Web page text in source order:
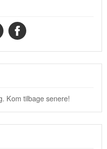
Kom tilbage senere!